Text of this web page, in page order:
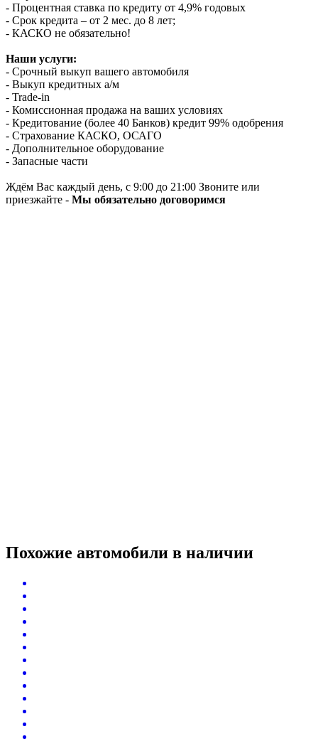
- Процентная ставка по кредиту от 4,9% годовых
- Срок кредита – от 2 мес. до 8 лет;
- КАСКО не обязательно!
Наши услуги:
- Срочный выкуп вашего автомобиля
- Выкуп кредитных а/м
- Trade-in
- Комиссионная продажа на ваших условиях
- Кредитование (более 40 Банков) кредит 99% одобрения
- Страхование КАСКО, ОСАГО
- Дополнительное оборудование
- Запасные части
Ждём Вас каждый день, с 9:00 до 21:00 Звоните или
приезжайте - Мы обязательно договоримся
Похожие автомобили в наличии